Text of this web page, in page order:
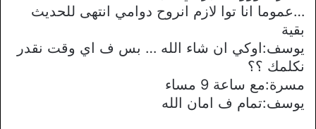
…عموما انا توا ﻻزم انروح دوامي انتهى للحديث
بقية
يوسف:اوكي ان شاء الله … بس ف اي وقت نقدر
نكلمك ؟؟
مسرة:مع ساعة 9 مساء
يوسف:تمام ف امان الله